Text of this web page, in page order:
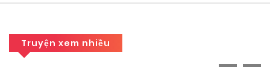
Tháng 9 27, 2025
Chương 64.5
Truyện xem nhiều